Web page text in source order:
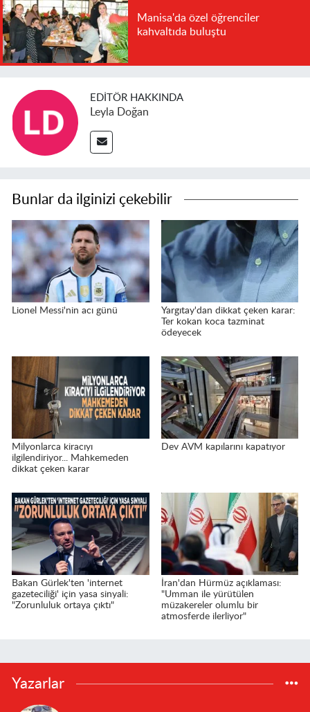
Manisa'da özel öğrenciler
kahvaltıda buluştu
EDITÖR HAKKINDA
Leyla Doğan
Bunlar da ilginizi çekebilir
Lionel Messi'nin acı günü
Yargıtay'dan dikkat çeken karar:
Ter kokan koca tazminat
ödeyecek
Milyonlarca kiracıyı
ilgilendiriyor... Mahkemeden
dikkat çeken karar
Dev AVM kapılarını kapatıyor
Bakan Gürlek'ten 'internet
gazeteciliği' için yasa sinyali:
"Zorunluluk ortaya çıktı"
İran'dan Hürmüz açıklaması:
"Umman ile yürütülen
müzakereler olumlu bir
atmosferde ilerliyor"
Yazarlar